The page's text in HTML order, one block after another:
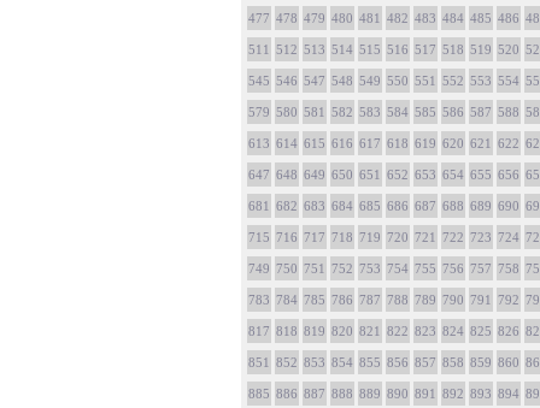
477 478 479 480 481 482 483 484 485 486
511 512 513 514 515 516 517 518 519 520
545 546 547 548 549 550 551 552 553 554
579 580 581 582 583 584 585 586 587 588
613 614 615 616 617 618 619 620 621 622
647 648 649 650 651 652 653 654 655 656
681 682 683 684 685 686 687 688 689 690
715 716 717 718 719 720 721 722 723 724
749 750 751 752 753 754 755 756 757 758
783 784 785 786 787 788 789 790 791 792
817 818 819 820 821 822 823 824 825 826
851 852 853 854 855 856 857 858 859 860
885 886 887 888 889 890 891 892 893 894